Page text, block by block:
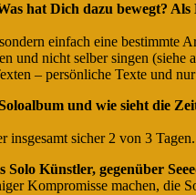
hat Dich dazu bewegt?
einfach eine
und nicht selber singen (siehe
– persönliche Texte und
und wie sieht die
insgesamt sicher 2 von 3
Künstler, gegenüber
Kompromisse machen, die